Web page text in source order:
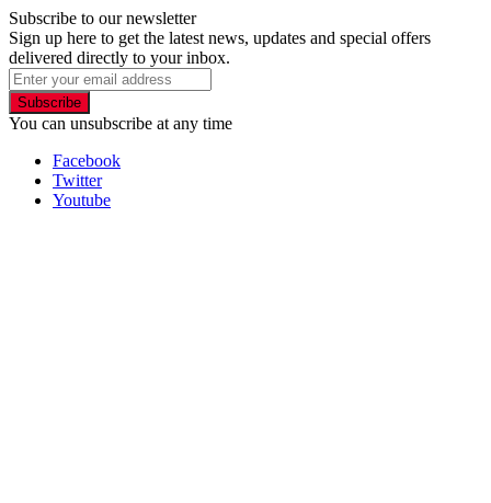
Subscribe to our newsletter
Sign up here to get the latest news, updates and special offers
delivered directly to your inbox.
Subscribe
You can unsubscribe at any time
Facebook
Twitter
Youtube